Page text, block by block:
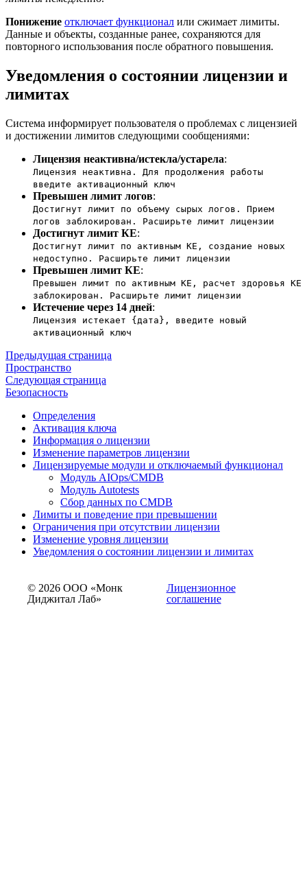
Понижение отключает функционал или сжимает лимиты.
Данные и объекты, созданные ранее, сохраняются для
повторного использования после обратного повышения.
Уведомления о состоянии лицензии и
лимитах
Система информирует пользователя о проблемах с лицензией
и достижении лимитов следующими сообщениями:
Лицензия неактивна/истекла/устарела:
Лицензия неактивна. Для продолжения работы
введите активационный ключ
Превышен лимит логов:
Достигнут лимит по объему сырых логов. Прием
логов заблокирован. Расширьте лимит лицензии
Достигнут лимит КЕ:
Достигнут лимит по активным КЕ, создание новых
недоступно. Расширьте лимит лицензии
Превышен лимит КЕ:
Превышен лимит по активным КЕ, расчет здоровья КЕ
заблокирован. Расширьте лимит лицензии
Истечение через 14 дней:
Лицензия истекает {дата}, введите новый
активационный ключ
Предыдущая страница
Пространство
Следующая страница
Безопасность
Определения
Активация ключа
Информация о лицензии
Изменение параметров лицензии
Лицензируемые модули и отключаемый функционал
Модуль AIOps/CMDB
Модуль Autotests
Сбор данных по CMDB
Лимиты и поведение при превышении
Ограничения при отсутствии лицензии
Изменение уровня лицензии
Уведомления о состоянии лицензии и лимитах
Лицензионное
соглашение
© 2026 ООО «Монк
Диджитал Лаб»